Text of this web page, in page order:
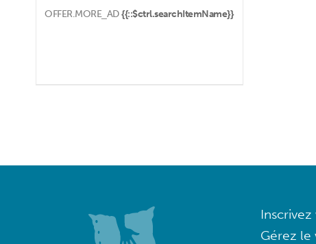
OFFER.MORE_AD {{::$ctrl.searchItemName}}
Gérez le